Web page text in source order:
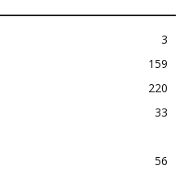
3
159
220
33
56